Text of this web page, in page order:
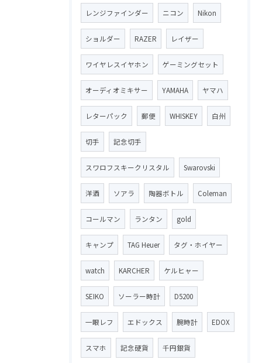
レンジファインダー ニコン Nikon
ショルダー RAZER レイザー
ワイヤレスイヤホン ゲーミングセット
オーディオミキサー YAMAHA ヤマハ
レターパック 郵便 WHISKEY 白州
切手 記念切手
スワロフスキークリスタル Swarovski
洋酒 ソアラ 陶器ボトル Coleman
コールマン ランタン gold
キャンプ TAG Heuer タグ・ホイヤー
watch KARCHER ケルヒャー
SEIKO ソーラー時計 D5200
一眼レフ エドックス 腕時計 EDOX
スマホ 記念硬貨 千円銀貨